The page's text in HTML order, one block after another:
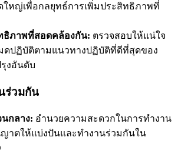
หญ่เพื่อกลยุทธ์การเพิ่มประสิทธิภาพที่
ธิภาพที่สอดคล้องกัน: ตรวจสอบให้แน่ใจ
ดปฏิบัติตามแนวทางปฏิบัติที่ดีที่สุดของ
รุงอันดับ
ร่วมกัน
กลาง: อำนวยความสะดวกในการทำงาน
าตให้แบ่งปันและทำงานร่วมกันใน